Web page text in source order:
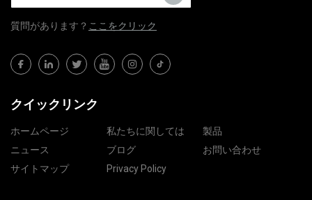
質問​​があります？ ここをクリック
クイックリンク
ホームページ 私たちに関しては
製品
ニュース
ブログ
お問い合わせ
サイトマップ
Privacy Policy